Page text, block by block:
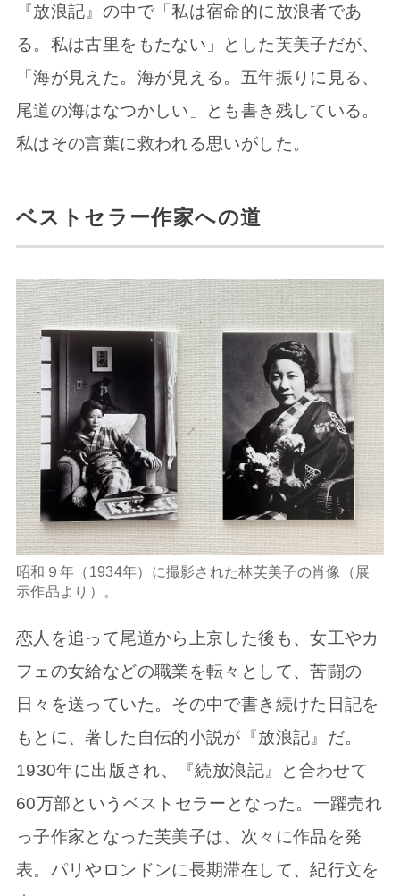
『放浪記』の中で「私は宿命的に放浪者であ
る。私は古里をもたない」とした芙美子だが、
「海が見えた。海が見える。五年振りに見る、
尾道の海はなつかしい」とも書き残している。
私はその言葉に救われる思いがした。
ベストセラー作家への道
昭和９年（1934年）に撮影された林芙美子の肖像（展
示作品より）。
恋人を追って尾道から上京した後も、女工やカ
フェの女給などの職業を転々として、苦闘の
日々を送っていた。その中で書き続けた日記を
もとに、著した自伝的小説が『放浪記』だ。
1930年に出版され、『続放浪記』と合わせて
60万部というベストセラーとなった。一躍売れ
っ子作家となった芙美子は、次々に作品を発
表。パリやロンドンに長期滞在して、紀行文を